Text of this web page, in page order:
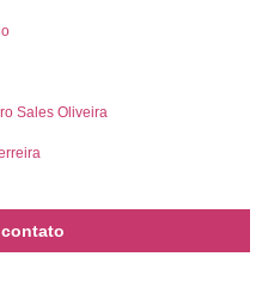
Sales Oliveira
contato